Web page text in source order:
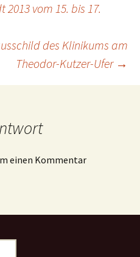
vom 15. bis 17.
des Klinikums am
Theodor-Kutzer-Ufer →
einen Kommentar